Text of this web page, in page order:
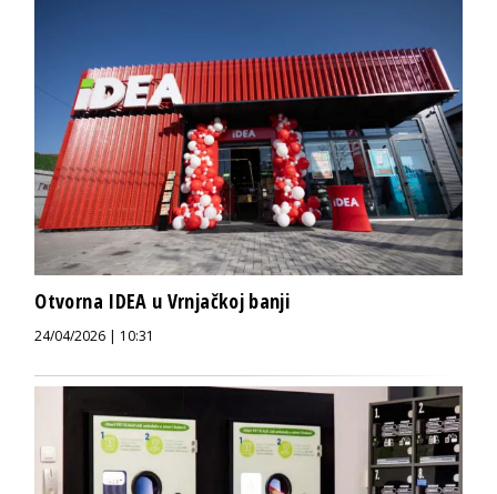
Otvorna IDEA u Vrnjačkoj banji
24/04/2026 | 10:31